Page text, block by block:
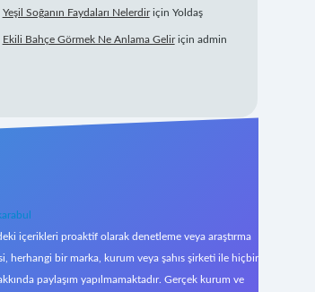
Yeşil Soğanın Faydaları Nelerdiriçin Yoldaş
Ekili Bahçe Görmek Ne Anlama Geliriçin admin
içerikleri proaktif olarak denetleme veya araştırma
herhangi bir marka, kurum veya şahıs şirketi ile hiçbir
paylaşım yapılmamaktadır. Gerçek kurum ve